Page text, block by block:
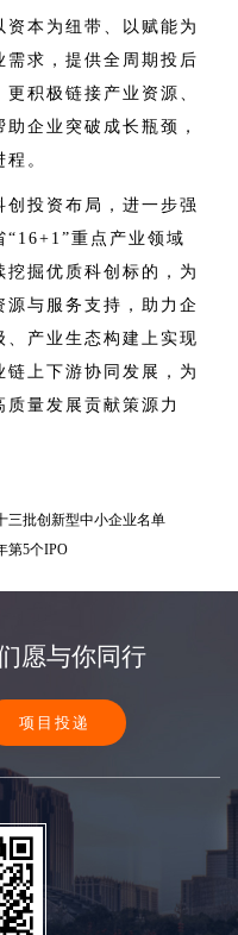
资本为纽带、以赋能为
求，提供全周期投后
积极链接产业资源、
企业突破成长瓶颈，
。
投资布局，进一步强
重点产业领域
掘优质科创标的，为
与服务支持，助力企
、产业生态构建上实现
上下游协同发展，为
质量发展贡献策源力
三批创新型中小企业名单
第5个IPO
愿与你同行
项目投递